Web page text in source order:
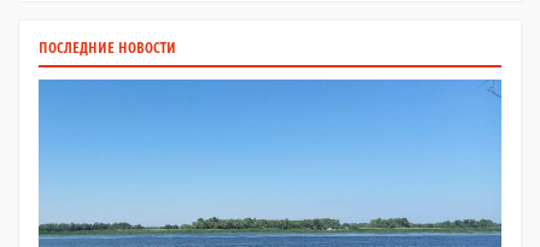
ПОСЛЕДНИЕ НОВОСТИ